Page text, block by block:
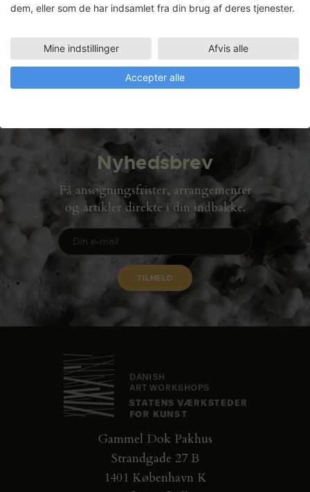
TRÆVÆRKSTED
03.03.2008 - 14.03.2008
Nyhedsbrev
Få ansøgningsfrister, arrangementer
og artikler direkte i din indbakke.
Gammel Dok Pakhus
Strandgade 27 B
1401 København K
dem, eller som de har indsamlet fra din brug af deres tjenester.
Mine indstillinger Afvis alle
Accepter alle